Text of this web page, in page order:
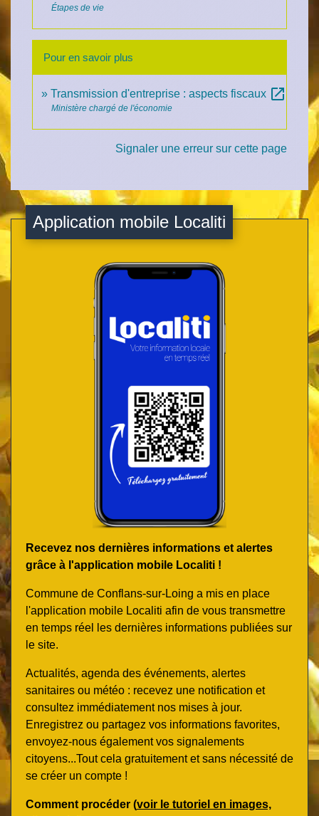
Étapes de vie
Pour en savoir plus
Transmission d'entreprise : aspects fiscaux open_in_new
Ministère chargé de l'économie
Signaler une erreur sur cette page
Application mobile Localiti
Recevez nos dernières informations et alertes
grâce à l'application mobile Localiti !
Commune de Conflans-sur-Loing a mis en place
l'application mobile Localiti afin de vous transmettre
en temps réel les dernières informations publiées sur
le site.
Actualités, agenda des événements, alertes
sanitaires ou météo : recevez une notification et
consultez immédiatement nos mises à jour.
Enregistrez ou partagez vos informations favorites,
envoyez-nous également vos signalements
citoyens...Tout cela gratuitement et sans nécessité de
se créer un compte !
Comment procéder (voir le tutoriel en images,